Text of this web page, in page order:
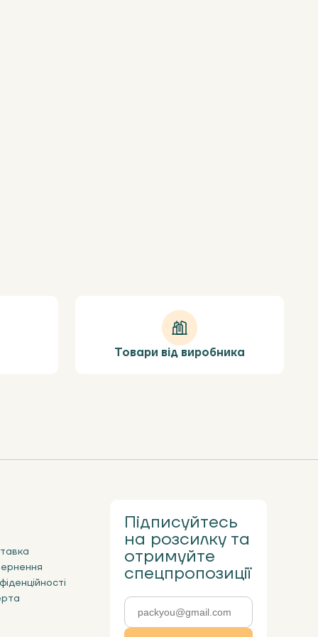
Товари від виробника
Підписуйтесь
на розсилку та
отримуйте
спецпропозиції